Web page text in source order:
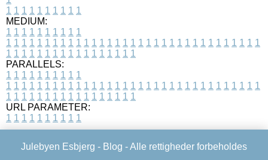
1 1 1 1 1 1 1 1 1 1
MEDIUM:
1 1 1 1 1 1 1 1 1 1
1 1 1 1 1 1 1 1 1 1 1 1 1 1 1 1 1 1 1 1 1 1 1 1 1 1 1 1 1 1 1 1 1
1 1 1 1 1 1 1 1 1 1 1 1 1 1 1 1 1
PARALLELS:
1 1 1 1 1 1 1 1 1 1
1 1 1 1 1 1 1 1 1 1 1 1 1 1 1 1 1 1 1 1 1 1 1 1 1 1 1 1 1 1 1 1 1
1 1 1 1 1 1 1 1 1 1 1 1 1 1 1 1 1
URL PARAMETER:
1 1 1 1 1 1 1 1 1 1
Julebyen Esbjerg - Blog - Alle rettigheder forbeholdes